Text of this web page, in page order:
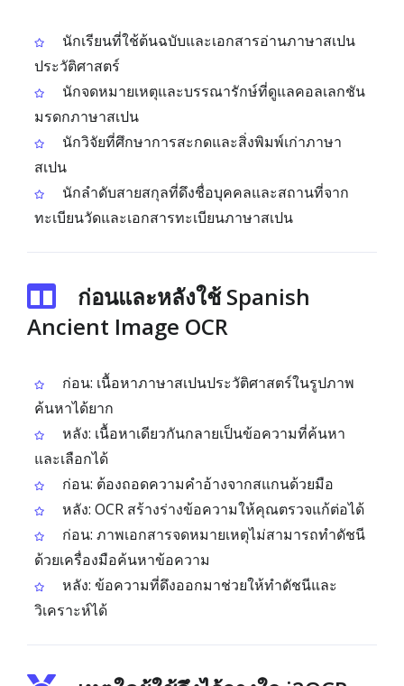
นักเรียนที่ใช้ต้นฉบับและเอกสารอ่านภาษาสเปน
ประวัติศาสตร์
นักจดหมายเหตุและบรรณารักษ์ที่ดูแลคอลเลกชัน
มรดกภาษาสเปน
นักวิจัยที่ศึกษาการสะกดและสิ่งพิมพ์เก่าภาษา
สเปน
นักลำดับสายสกุลที่ดึงชื่อบุคคลและสถานที่จาก
ทะเบียนวัดและเอกสารทะเบียนภาษาสเปน
ก่อนและหลังใช้ Spanish
Ancient Image OCR
ก่อน: เนื้อหาภาษาสเปนประวัติศาสตร์ในรูปภาพ
ค้นหาได้ยาก
หลัง: เนื้อหาเดียวกันกลายเป็นข้อความที่ค้นหา
และเลือกได้
ก่อน: ต้องถอดความคำอ้างจากสแกนด้วยมือ
หลัง: OCR สร้างร่างข้อความให้คุณตรวจแก้ต่อได้
ก่อน: ภาพเอกสารจดหมายเหตุไม่สามารถทำดัชนี
ด้วยเครื่องมือค้นหาข้อความ
หลัง: ข้อความที่ดึงออกมาช่วยให้ทำดัชนีและ
วิเคราะห์ได้